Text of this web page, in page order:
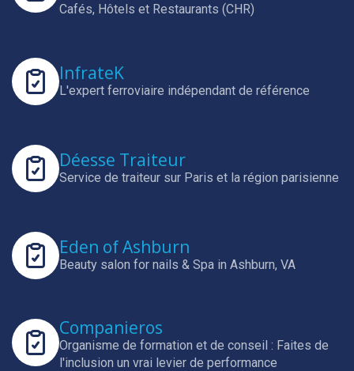
Cafés, Hôtels et Restaurants (CHR)
InfrateK
L'expert ferroviaire indépendant de référence
Déesse Traiteur
Service de traiteur sur Paris et la région parisienne
Eden of Ashburn
Beauty salon for nails & Spa in Ashburn, VA
Companieros
Organisme de formation et de conseil : Faites de
l'inclusion un vrai levier de performance